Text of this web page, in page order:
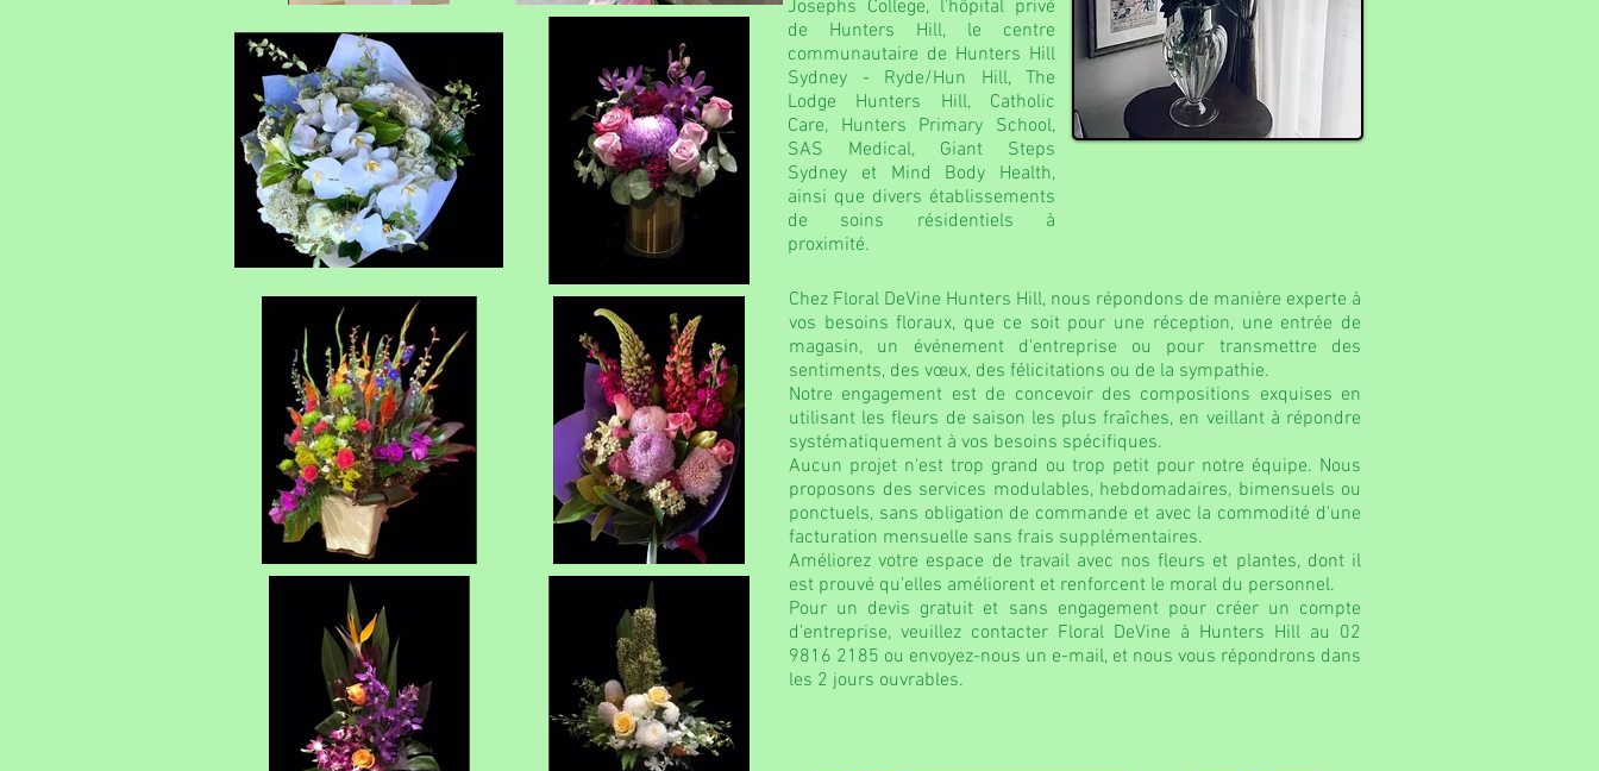
Josephs College, l'hôpital privé
de Hunters Hill, le centre
communautaire de Hunters Hill
Sydney - Ryde/Hun Hill, The
Lodge Hunters Hill, Catholic
Care, Hunters Primary School,
SAS Medical, Giant Steps
Sydney et Mind Body Health,
ainsi que divers établissements
de soins résidentiels à
proximité.
Chez Floral DeVine Hunters Hill, nous répondons de manière experte à
vos besoins floraux, que ce soit pour une réception, une entrée de
magasin, un événement d'entreprise ou pour transmettre des
sentiments, des vœux, des félicitations ou de la sympathie.
Notre engagement est de concevoir des compositions exquises en
utilisant les fleurs de saison les plus fraîches, en veillant à répondre
systématiquement à vos besoins spécifiques.
Aucun projet n'est trop grand ou trop petit pour notre équipe. Nous
proposons des services modulables, hebdomadaires, bimensuels ou
ponctuels, sans obligation de commande et avec la commodité d'une
facturation mensuelle sans frais supplémentaires.
Améliorez votre espace de travail avec nos fleurs et plantes, dont il
est prouvé qu'elles améliorent et renforcent le moral du personnel.
Pour un devis gratuit et sans engagement pour créer un compte
d'entreprise, veuillez contacter Floral DeVine à Hunters Hill au 02
9816 2185 ou envoyez-nous un e-mail, et nous vous répondrons dans
les 2 jours ouvrables.